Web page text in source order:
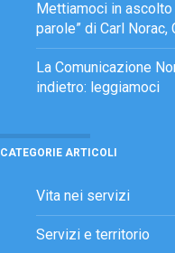
Mettiamoci in
parole” di Carl Norac,
La Comunicazione
indietro: leggiamoci
CATEGORIE ARTICOLI
Vita nei servizi
Servizi e territorio